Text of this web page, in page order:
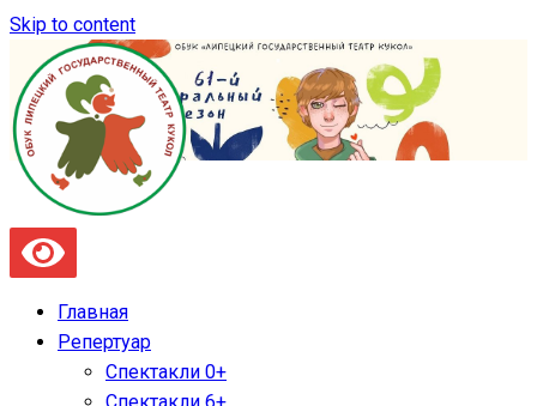
Skip to content
Главная
Репертуар
Спектакли 0+